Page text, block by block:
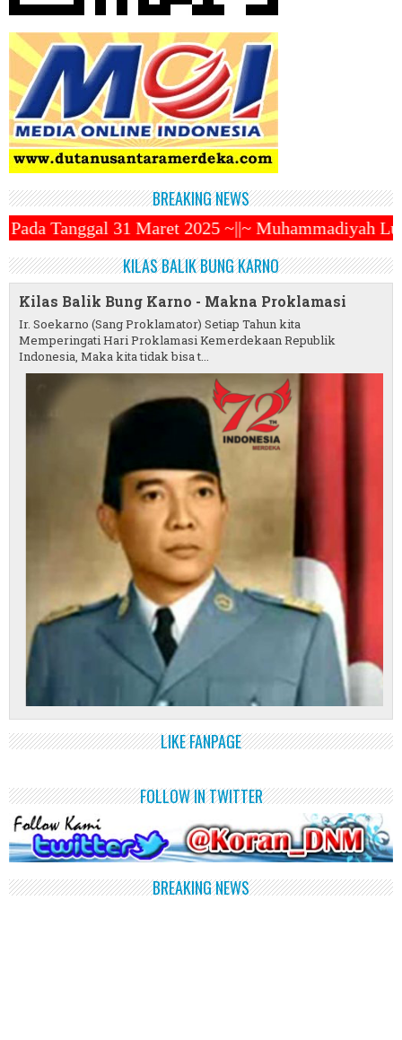
BREAKING NEWS
~||~ Muhammadiyah Luncurkan Ojek
KILAS BALIK BUNG KARNO
Kilas Balik Bung Karno - Makna Proklamasi
Ir. Soekarno (Sang Proklamator) Setiap Tahun kita
Memperingati Hari Proklamasi Kemerdekaan Republik
Indonesia, Maka kita tidak bisa t...
LIKE FANPAGE
FOLLOW IN TWITTER
BREAKING NEWS